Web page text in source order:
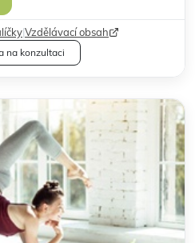
|Vzdělávací obsah
na konzultaci